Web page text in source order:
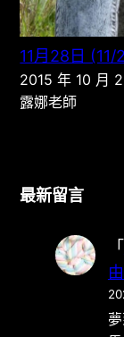
11月28日
2015 年 10 月
露娜老師
最新留言
「